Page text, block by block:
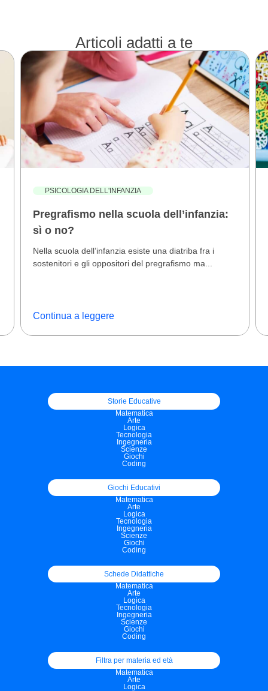
Articoli adatti a te
PSICOLOGIA DELL'INFANZIA
Pregrafismo nella scuola dell’infanzia:
sì o no?
Nella scuola dell’infanzia esiste una diatriba fra i
sostenitori e gli oppositori del pregrafismo ma...
Continua a leggere
Storie Educative
Matematica
Arte
Logica
Tecnologia
Ingegneria
Scienze
Giochi
Coding
Giochi Educativi
Matematica
Arte
Logica
Tecnologia
Ingegneria
Scienze
Giochi
Coding
Schede Didattiche
Matematica
Arte
Logica
Tecnologia
Ingegneria
Scienze
Giochi
Coding
Filtra per materia ed età
Matematica
Arte
Logica